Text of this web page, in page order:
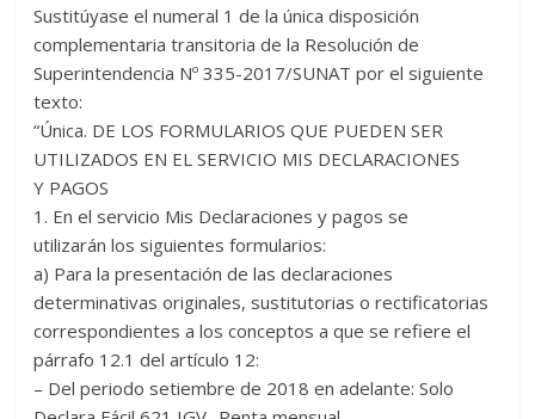
Sustitúyase el numeral 1 de la única disposición
complementaria transitoria de la Resolución de
Superintendencia Nº 335-2017/SUNAT por el siguiente
texto:
“Única. DE LOS FORMULARIOS QUE PUEDEN SER
UTILIZADOS EN EL SERVICIO MIS DECLARACIONES
Y PAGOS
1. En el servicio Mis Declaraciones y pagos se
utilizarán los siguientes formularios:
a) Para la presentación de las declaraciones
determinativas originales, sustitutorias o rectificatorias
correspondientes a los conceptos a que se refiere el
párrafo 12.1 del artículo 12:
– Del periodo setiembre de 2018 en adelante: Solo